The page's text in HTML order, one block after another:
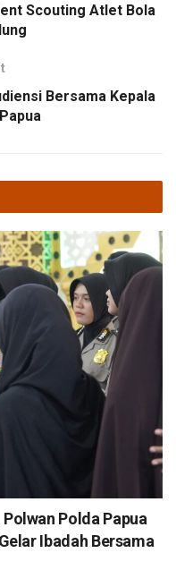
Scouting Atlet Bola
Bersama Kepala
Polda Papua
Ibadah Bersama